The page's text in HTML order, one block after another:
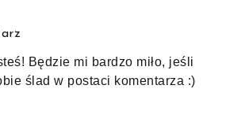
Będzie mi bardzo miło, jeśli
ślad w postaci komentarza :)